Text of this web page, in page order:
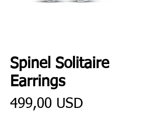
Spinel Solitaire
Earrings
499,00 USD